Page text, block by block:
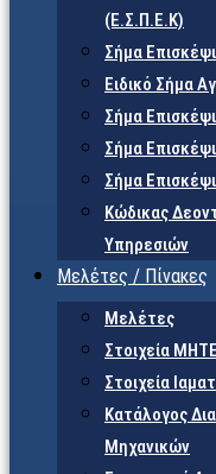
(Ε.Σ.Π.Ε.Κ)
Σήμα
Ειδικό Σήμα
Σήμα
Σήμα
Σήμα
Κώδικας
Υπηρεσιών
Μελέτες / Πίνακες
Μελέτες
Στοιχεία ΜΗΤΕ
Στοιχεία
Κατάλογος
Μηχανικών